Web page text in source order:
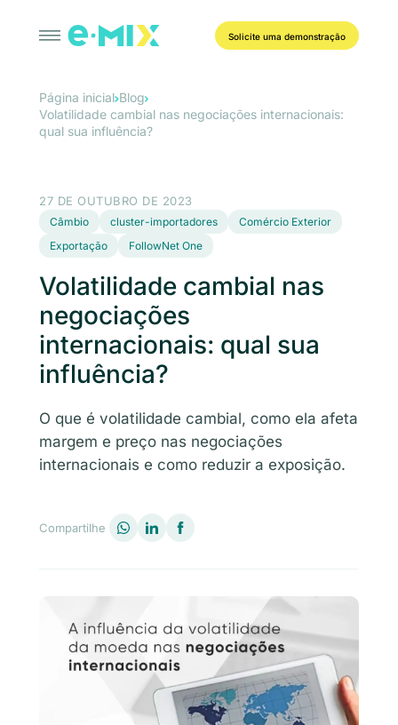
Solicite uma demonstração
Página inicial Blog
Volatilidade cambial nas negociações internacionais:
qual sua influência?
27 DE OUTUBRO DE 2023
Câmbio cluster-importadores
Comércio Exterior
Exportação
FollowNet One
Volatilidade cambial nas
negociações
internacionais: qual sua
influência?
O que é volatilidade cambial, como ela afeta
margem e preço nas negociações
internacionais e como reduzir a exposição.
Compartilhe